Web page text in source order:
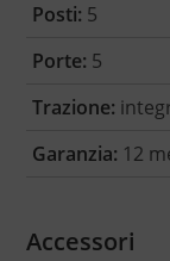
Posti: 5
Porte: 5
Trazione:
Garanzia: 12
Accessori